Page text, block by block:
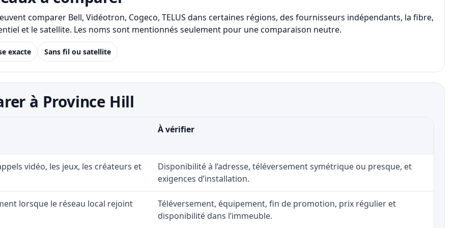
comparer Bell, Vidéotron, Cogeco, TELUS dans certaines régions, des fournisseurs indépendants, la fibre,
et le satellite. Les noms sont mentionnés seulement pour une comparaison neutre.
exacte Sans fil ou satellite
à Province Hill
À vérifier
vidéo, les jeux, les créateurs et
Disponibilité à l’adresse, téléversement symétrique ou presque, et
exigences d’installation.
lorsque le réseau local rejoint
Téléversement, équipement, fin de promotion, prix régulier et
disponibilité dans l’immeuble.